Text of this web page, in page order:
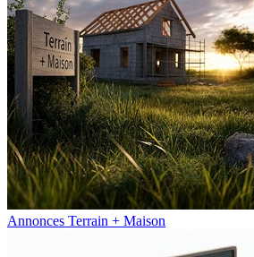
Annonces Terrain + Maison